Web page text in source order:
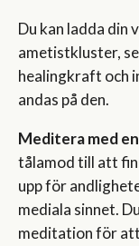
Du kan ladda din
ametistkluster,
healingkraft och
andas på den.
Meditera med
tålamod till att
upp för
mediala sinnet.
meditation för att